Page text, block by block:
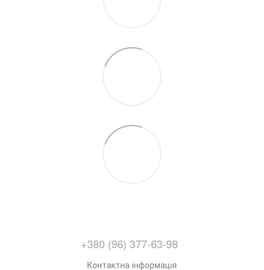
+380 (96) 377-63-98
Контактна інформація